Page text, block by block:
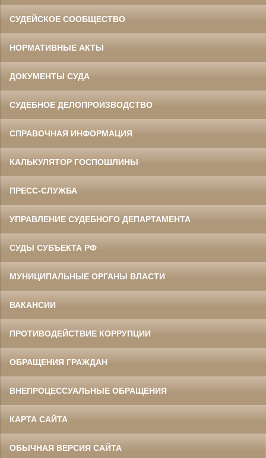
СУДЕЙСКОЕ СООБЩЕСТВО
НОРМАТИВНЫЕ АКТЫ
ДОКУМЕНТЫ СУДА
СУДЕБНОЕ ДЕЛОПРОИЗВОДСТВО
СПРАВОЧНАЯ ИНФОРМАЦИЯ
КАЛЬКУЛЯТОР ГОСПОШЛИНЫ
ПРЕСС-СЛУЖБА
УПРАВЛЕНИЕ СУДЕБНОГО ДЕПАРТАМЕНТА
СУДЫ СУБЪЕКТА РФ
МУНИЦИПАЛЬНЫЕ ОРГАНЫ ВЛАСТИ
ВАКАНСИИ
ПРОТИВОДЕЙСТВИЕ КОРРУПЦИИ
ОБРАЩЕНИЯ ГРАЖДАН
ВНЕПРОЦЕССУАЛЬНЫЕ ОБРАЩЕНИЯ
КАРТА САЙТА
ОБЫЧНАЯ ВЕРСИЯ САЙТА